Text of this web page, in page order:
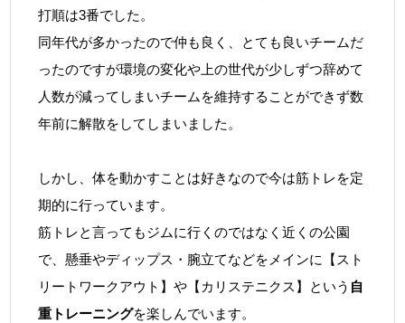
打順は3番でした。
同年代が多かったので仲も良く、とても良いチームだ
ったのですが環境の変化や上の世代が少しずつ辞めて
人数が減ってしまいチームを維持することができず数
年前に解散をしてしまいました。
しかし、体を動かすことは好きなので今は筋トレを定
期的に行っています。
筋トレと言ってもジムに行くのではなく近くの公園
で、懸垂やディップス・腕立てなどをメインに【スト
リートワークアウト】や【カリステニクス】という 自
重トレーニングを楽しんでいます。